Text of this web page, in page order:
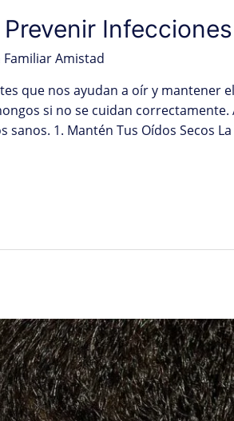
Familiar Amistad
que nos ayudan a oír y mantener
si no se cuidan
1. Mantén Tus Oídos Secos